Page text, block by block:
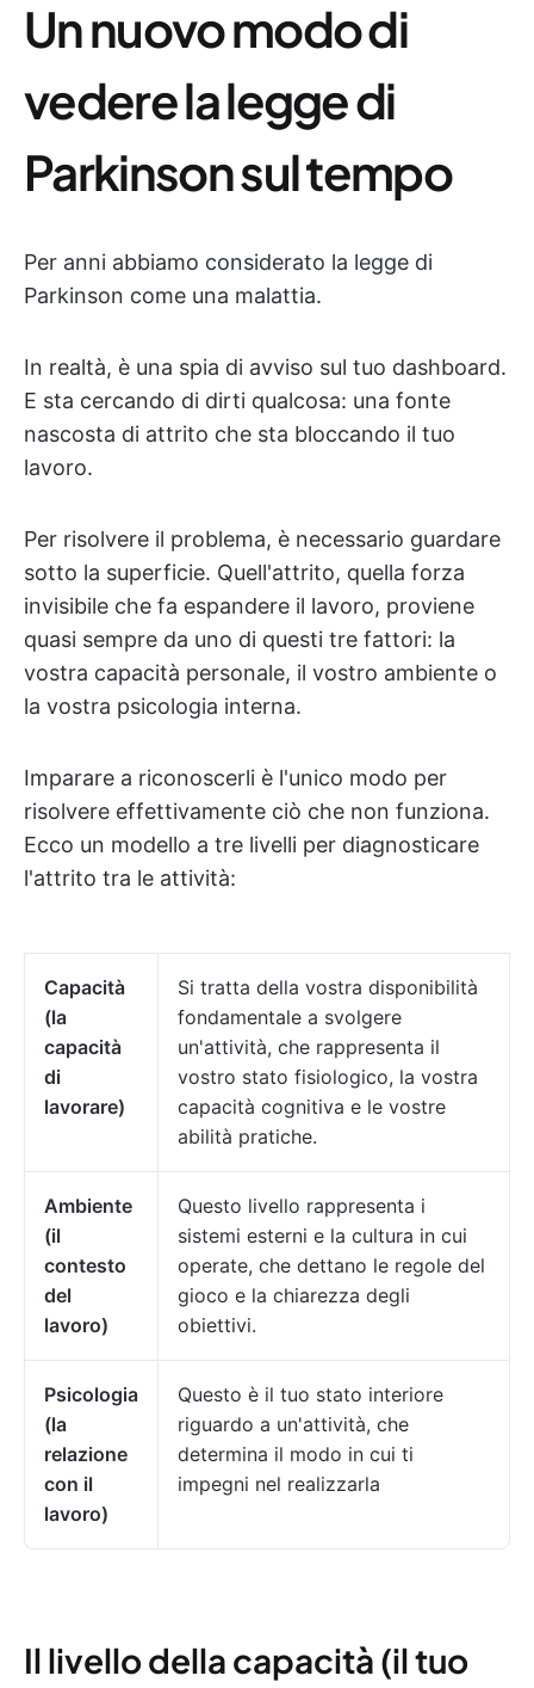
Un nuovo modo di
vedere la legge di
Parkinson sul tempo
Per anni abbiamo considerato la legge di
Parkinson come una malattia.
In realtà, è una spia di avviso sul tuo dashboard.
E sta cercando di dirti qualcosa: una fonte
nascosta di attrito che sta bloccando il tuo
lavoro.
Per risolvere il problema, è necessario guardare
sotto la superficie. Quell'attrito, quella forza
invisibile che fa espandere il lavoro, proviene
quasi sempre da uno di questi tre fattori: la
vostra capacità personale, il vostro ambiente o
la vostra psicologia interna.
Imparare a riconoscerli è l'unico modo per
risolvere effettivamente ciò che non funziona.
Ecco un modello a tre livelli per diagnosticare
l'attrito tra le attività:
Capacità
(la
capacità
di
lavorare)
Si tratta della vostra disponibilità
fondamentale a svolgere
un'attività, che rappresenta il
vostro stato fisiologico, la vostra
capacità cognitiva e le vostre
abilità pratiche.
Ambiente
(il
contesto
del
lavoro)
Questo livello rappresenta i
sistemi esterni e la cultura in cui
operate, che dettano le regole del
gioco e la chiarezza degli
obiettivi.
Psicologia
(la
relazione
con il
lavoro)
Questo è il tuo stato interiore
riguardo a un'attività, che
determina il modo in cui ti
impegni nel realizzarla
Il livello della capacità (il tuo